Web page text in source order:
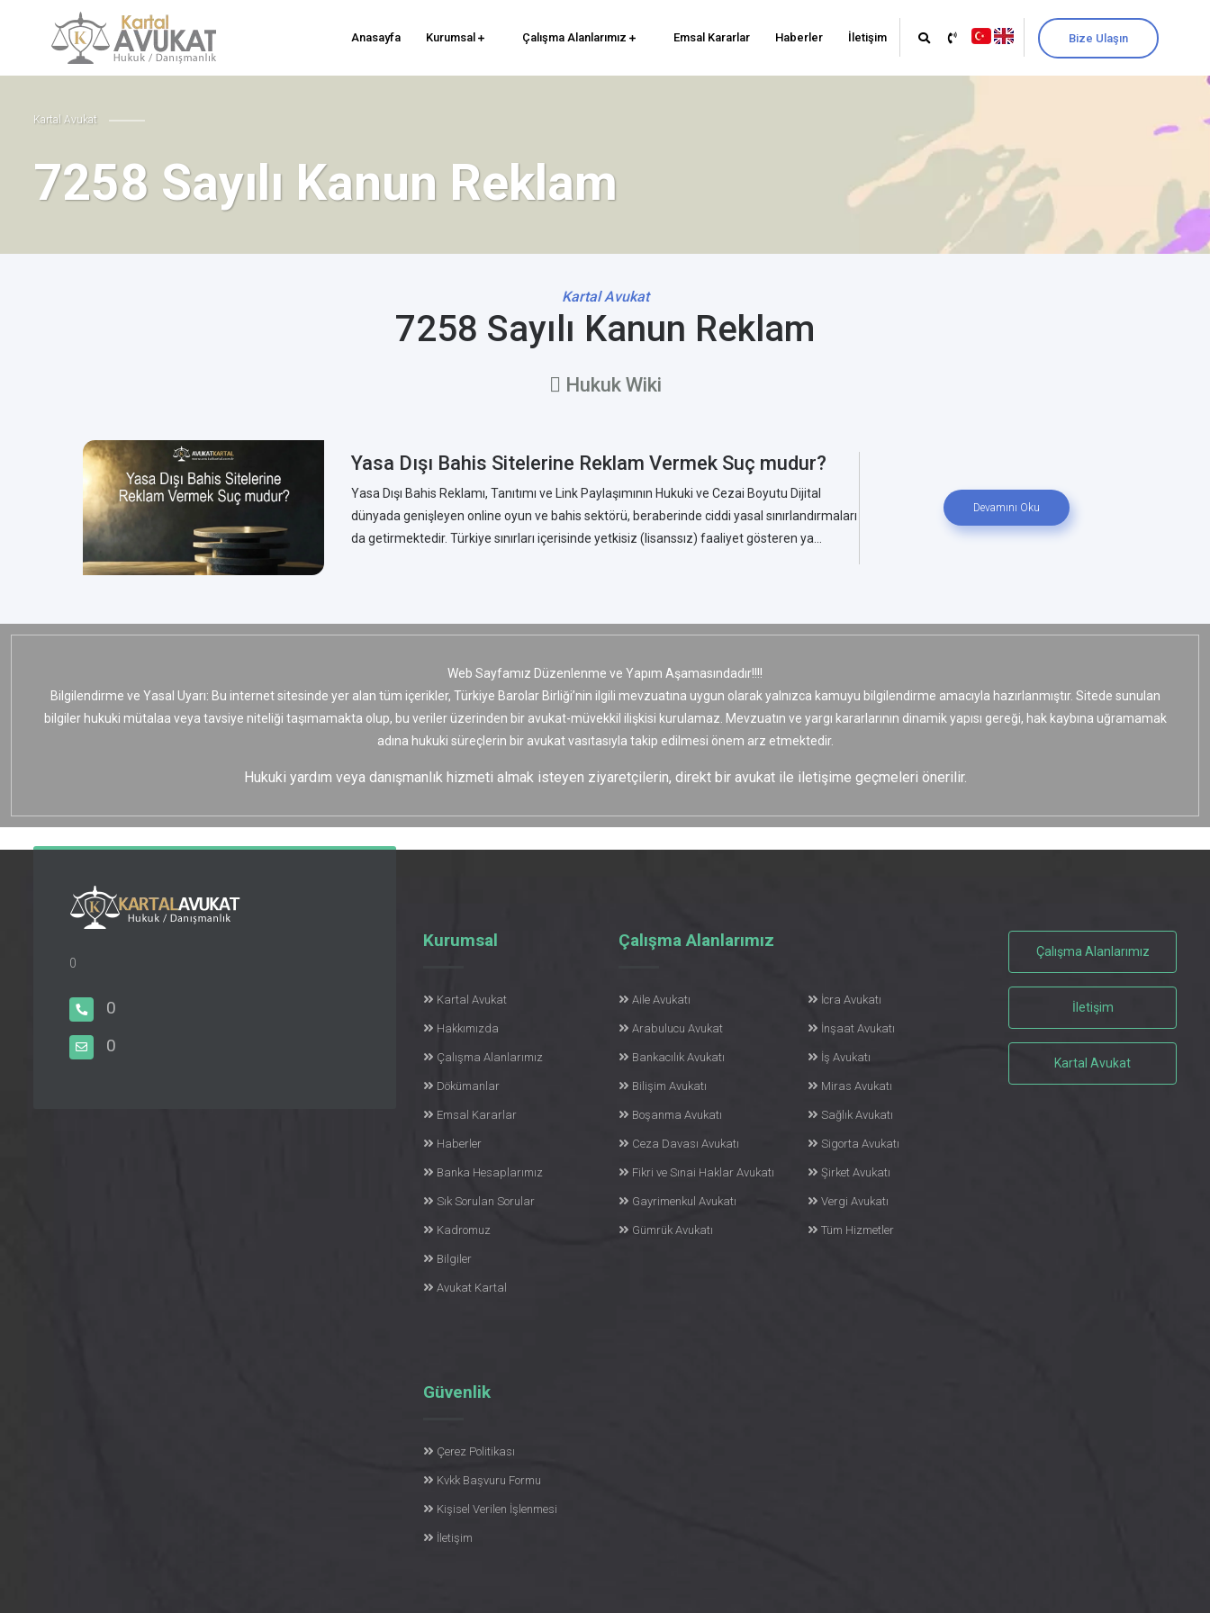
Anasayfa Kurumsal Çalışma Alanlarımız Emsal Kararlar Haberler İletişim Bize Ulaşın
Kartal Avukat
7258 Sayılı Kanun Reklam
Kartal Avukat
7258 Sayılı Kanun Reklam
Hukuk Wiki
Yasa Dışı Bahis Sitelerine Reklam Vermek Suç mudur?
Yasa Dışı Bahis Reklamı, Tanıtımı ve Link Paylaşımının Hukuki ve Cezai Boyutu Dijital
dünyada genişleyen online oyun ve bahis sektörü, beraberinde ciddi yasal sınırlandırmaları
da getirmektedir. Türkiye sınırları içerisinde yetkisiz (lisanssız) faaliyet gösteren ya...
Devamını Oku
Web Sayfamız Düzenlenme ve Yapım Aşamasındadır!!!!
Bilgilendirme ve Yasal Uyarı: Bu internet sitesinde yer alan tüm içerikler, Türkiye Barolar Birliği’nin ilgili mevzuatına uygun olarak yalnızca kamuyu bilgilendirme amacıyla hazırlanmıştır. Sitede sunulan
bilgiler hukuki mütalaa veya tavsiye niteliği taşımamakta olup, bu veriler üzerinden bir avukat-müvekkil ilişkisi kurulamaz. Mevzuatın ve yargı kararlarının dinamik yapısı gereği, hak kaybına uğramamak
adına hukuki süreçlerin bir avukat vasıtasıyla takip edilmesi önem arz etmektedir.
Hukuki yardım veya danışmanlık hizmeti almak isteyen ziyaretçilerin, direkt bir avukat ile iletişime geçmeleri önerilir.
0
0
0
Kurumsal
Kartal Avukat
Hakkımızda
Çalışma Alanlarımız
Dökümanlar
Emsal Kararlar
Haberler
Banka Hesaplarımız
Sık Sorulan Sorular
Kadromuz
Bilgiler
Avukat Kartal
Güvenlik
Çerez Politikası
Kvkk Başvuru Formu
Kişisel Verilen İşlenmesi
İletişim
Çalışma Alanlarımız
Aile Avukatı
Arabulucu Avukat
Bankacılık Avukatı
Bilişim Avukatı
Boşanma Avukatı
Ceza Davası Avukatı
Fikri ve Sınai Haklar Avukatı
Gayrimenkul Avukatı
Gümrük Avukatı
İcra Avukatı
İnşaat Avukatı
İş Avukatı
Miras Avukatı
Sağlık Avukatı
Sigorta Avukatı
Şirket Avukatı
Vergi Avukatı
Tüm Hizmetler
Çalışma Alanlarımız
İletişim
Kartal Avukat